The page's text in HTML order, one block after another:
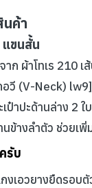
ค้า
แขนสั้น
าก ผ้าโทเร 210
อวี (V-Neck)
เป๋าปะด้านล่าง 2 ใบ
นข้างลำตัว ช่วยเ
รับ
กงเอวยางยืดรอบ